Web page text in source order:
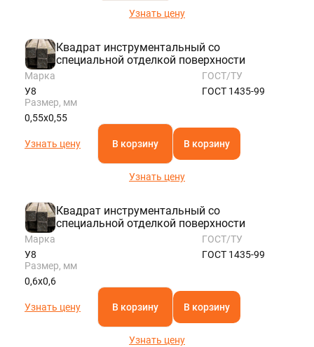
Узнать цену
Квадрат инструментальный со
специальной отделкой поверхности
Марка
У8
ГОСТ/ТУ
ГОСТ 1435-99
Размер, мм
0,55х0,55
Узнать цену В корзину В корзину
Узнать цену
Квадрат инструментальный со
специальной отделкой поверхности
Марка
У8
ГОСТ/ТУ
ГОСТ 1435-99
Размер, мм
0,6х0,6
Узнать цену В корзину В корзину
Узнать цену